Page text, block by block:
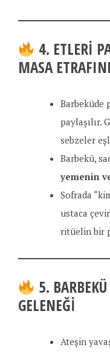
4. ETLERI
MASA
Barbeküde
paylaşılır.
sebzeler
Barbekü,
yemenin
Sofrada
ustaca
ritüelin bir
5.
GELENEĞI
Ateşin